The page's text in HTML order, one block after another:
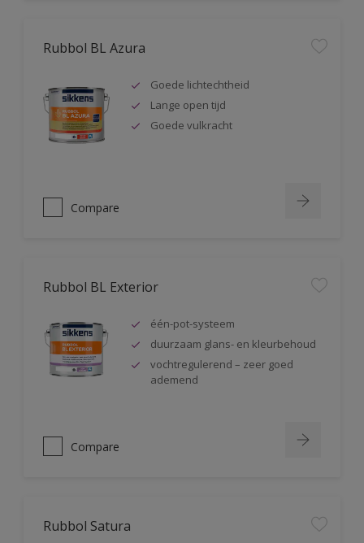
Rubbol BL Azura
Goede lichtechtheid
Lange open tijd
Goede vulkracht
Compare
Rubbol BL Exterior
één-pot-systeem
duurzaam glans- en kleurbehoud
vochtregulerend – zeer goed
ademend
Compare
Rubbol Satura